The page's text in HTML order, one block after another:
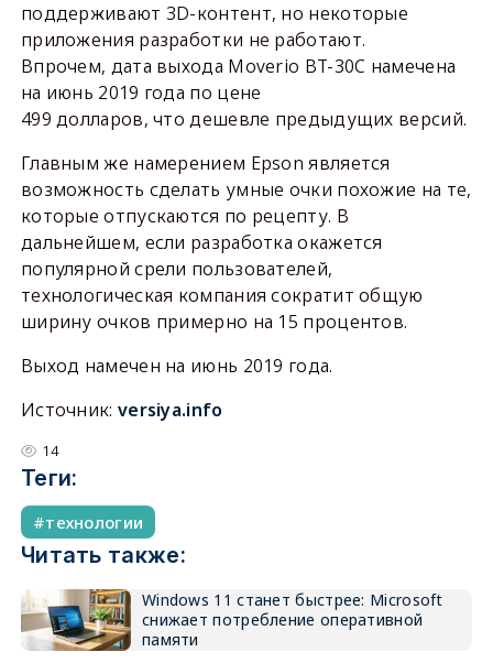
поддерживают 3D-контент, но некоторые
приложения разработки не работают.
Впрочем, дата выхода Moverio BT-30C намечена
на июнь 2019 года по цене
499 долларов, что дешевле предыдущих версий.
Главным же намерением Epson является
возможность сделать умные очки похожие на те,
которые отпускаются по рецепту. В
дальнейшем, если разработка окажется
популярной срели пользователей,
технологическая компания сократит общую
ширину очков примерно на 15 процентов.
Выход намечен на июнь 2019 года.
Источник: versiya.info
14
Теги:
технологии
Читать также:
Windows 11 станет быстрее: Microsoft
снижает потребление оперативной
памяти